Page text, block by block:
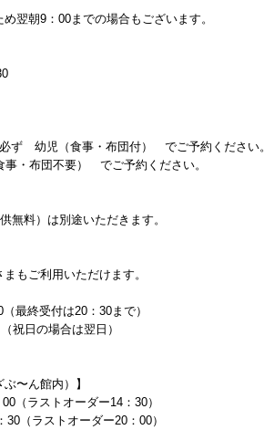
翌朝9：00までの場合もございます。
ず 幼児（食事・布団付） でご予約ください。
・布団不要） でご予約ください。
無料）は別途いただきます。
もご利用いただけます。
終受付は20：30まで）
日の場合は翌日）
〜ん館内）】
ラストオーダー14：30）
オーダー20：00）